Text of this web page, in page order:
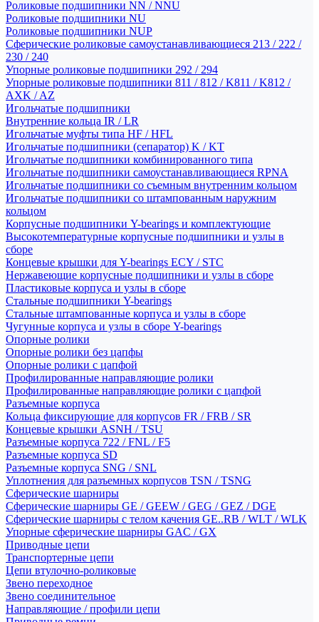
Роликовые подшипники NN / NNU
Роликовые подшипники NU
Роликовые подшипники NUP
Сферические роликовые самоустанавливающиеся 213 / 222 /
230 / 240
Упорные роликовые подшипники 292 / 294
Упорные роликовые подшипники 811 / 812 / K811 / K812 /
AXK / AZ
Игольчатые подшипники
Внутренние кольца IR / LR
Игольчатые муфты типа HF / HFL
Игольчатые подшипники (сепаратор) K / KT
Игольчатые подшипники комбинированного типа
Игольчатые подшипники самоустанавливающиеся RPNA
Игольчатые подшипники со съемным внутренним кольцом
Игольчатые подшипники со штампованным наружним
кольцом
Корпусные подшипники Y-bearings и комплектующие
Высокотемпературные корпусные подшипники и узлы в
сборе
Концевые крышки для Y-bearings ECY / STC
Нержавеющие корпусные подшипники и узлы в сборе
Пластиковые корпуса и узлы в сборе
Стальные подшипники Y-bearings
Стальные штампованные корпуса и узлы в сборе
Чугунные корпуса и узлы в сборе Y-bearings
Опорные ролики
Опорные ролики без цапфы
Опорные ролики с цапфой
Профилированные направляющие ролики
Профилированные направляющие ролики с цапфой
Разъемные корпуса
Кольца фиксирующие для корпусов FR / FRB / SR
Концевые крышки ASNH / TSU
Разъемные корпуса 722 / FNL / F5
Разъемные корпуса SD
Разъемные корпуса SNG / SNL
Уплотнения для разъемных корпусов TSN / TSNG
Сферические шарниры
Сферические шарниры GE / GEEW / GEG / GEZ / DGE
Сферические шарниры с телом качения GE..RB / WLT / WLK
Упорные сферические шарниры GAC / GX
Приводные цепи
Транспортерные цепи
Цепи втулочно-роликовые
Звено переходное
Звено соединительное
Направляющие / профили цепи